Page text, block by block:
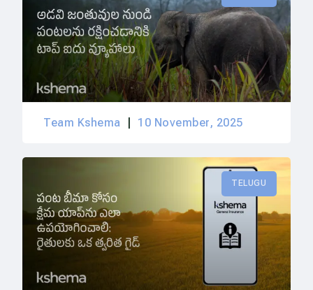
Team Kshema 10 November, 2025
TELUGU